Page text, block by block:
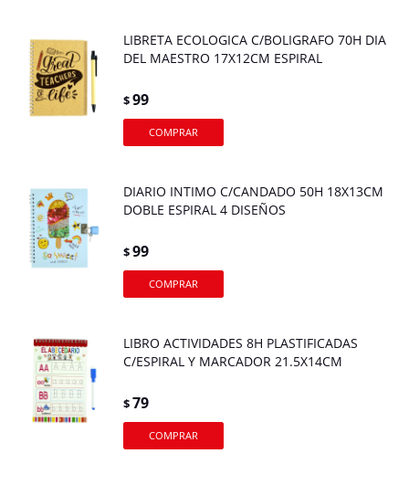
LIBRETA ECOLOGICA C/BOLIGRAFO 70H DIA
DEL MAESTRO 17X12CM ESPIRAL
$99
DIARIO INTIMO C/CANDADO 50H 18X13CM
DOBLE ESPIRAL 4 DISEÑOS
$99
LIBRO ACTIVIDADES 8H PLASTIFICADAS
C/ESPIRAL Y MARCADOR 21.5X14CM
$79